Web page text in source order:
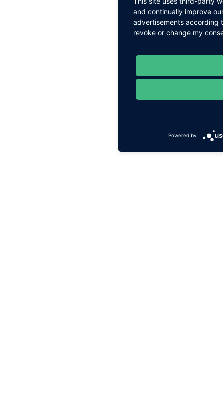
and continually improve
advertisements according
revoke or change my
Powered by